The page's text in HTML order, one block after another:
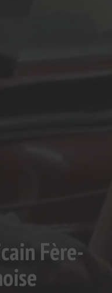
Fère-